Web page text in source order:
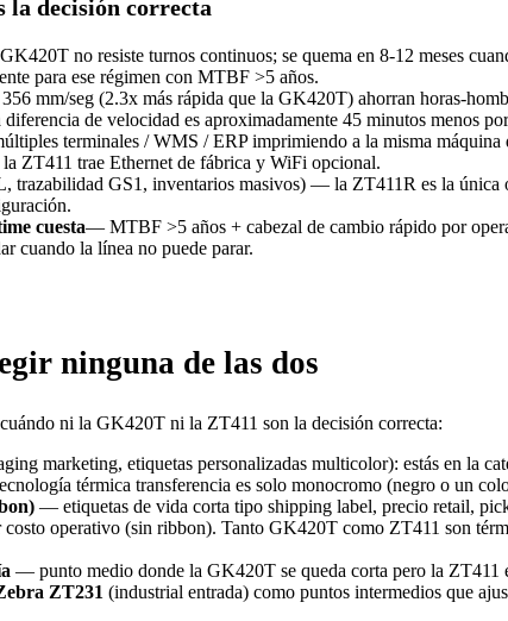
la decisión correcta
no resiste turnos continuos; se quema en 8-12 meses
para ese régimen con MTBF >5 años.
mm/seg (2.3x más rápida que la GK420T) ahorran horas-
de velocidad es aproximadamente 45 minutos menos
terminales / WMS / ERP imprimiendo a la misma máquina
ZT411 trae Ethernet de fábrica y WiFi opcional.
trazabilidad GS1, inventarios masivos) — la ZT411R es la
cuesta— MTBF >5 años + cabezal de cambio rápido por
cuando la línea no puede parar.
ninguna de las dos
ni la GK420T ni la ZT411 son la decisión correcta:
marketing, etiquetas personalizadas multicolor): estás en la
térmica transferencia es solo monocromo (negro o un
— etiquetas de vida corta tipo shipping label, precio retail,
costo operativo (sin ribbon). Tanto GK420T como ZT411 son
— punto medio donde la GK420T se queda corta pero la ZT411
ZT231 (industrial entrada) como puntos intermedios que